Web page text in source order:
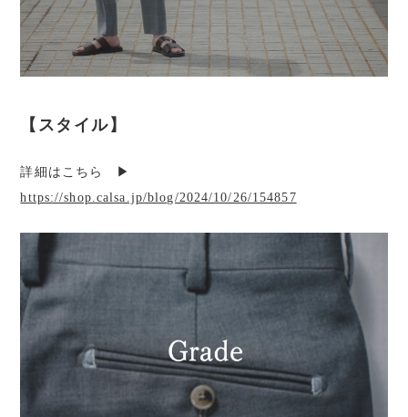
【スタイル】
詳細はこちら ▶︎
https://shop.calsa.jp/blog/2024/10/26/154857